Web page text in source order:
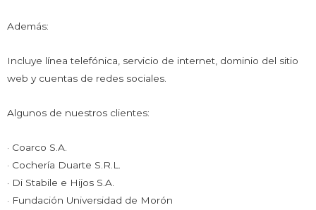
Además:
Incluye línea telefónica, servicio de internet, dominio del sitio
web y cuentas de redes sociales.
Algunos de nuestros clientes:
· Coarco S.A.
· Cochería Duarte S.R.L.
· Di Stabile e Hijos S.A.
· Fundación Universidad de Morón